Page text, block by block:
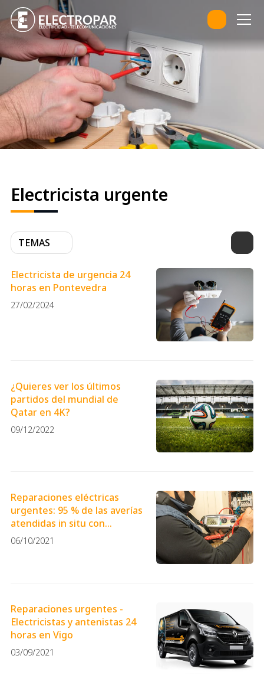
Electricista urgente
TEMAS
Electricista de urgencia 24
horas en Pontevedra
27/02/2024
¿Quieres ver los últimos
partidos del mundial de
Qatar en 4K?
09/12/2022
Reparaciones eléctricas
urgentes: 95 % de las averías
atendidas in situ con
Electropar
06/10/2021
Reparaciones urgentes -
Electricistas y antenistas 24
horas en Vigo
03/09/2021